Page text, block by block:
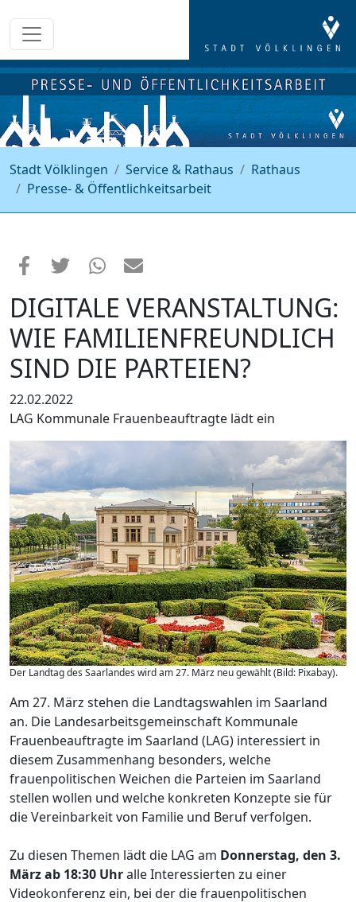
Stadt Völklingen Service & Rathaus
Rathaus
Presse- & Öffentlichkeitsarbeit
DIGITALE VERANSTALTUNG:
WIE FAMILIENFREUNDLICH
SIND DIE PARTEIEN?
22.02.2022
LAG Kommunale Frauenbeauftragte lädt ein
Der Landtag des Saarlandes wird am 27. März neu gewählt (Bild: Pixabay).
Am 27. März stehen die Landtagswahlen im Saarland
an. Die Landesarbeitsgemeinschaft Kommunale
Frauenbeauftragte im Saarland (LAG) interessiert in
diesem Zusammenhang besonders, welche
frauenpolitischen Weichen die Parteien im Saarland
stellen wollen und welche konkreten Konzepte sie für
die Vereinbarkeit von Familie und Beruf verfolgen.
Zu diesen Themen lädt die LAG am Donnerstag, den 3.
März ab 18:30 Uhralle Interessierten zu einer
Videokonferenz ein, bei der die frauenpolitischen